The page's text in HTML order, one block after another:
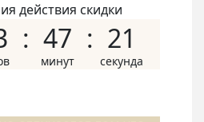
действия скидки
47 20